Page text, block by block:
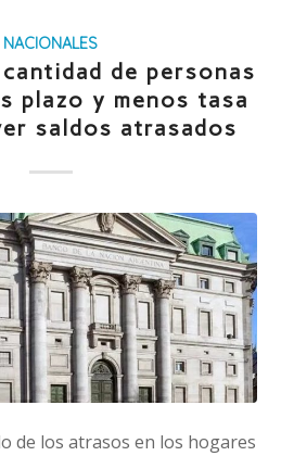
NACIONALES
de personas
plazo y menos tasa
saldos atrasados
de los atrasos en los hogares